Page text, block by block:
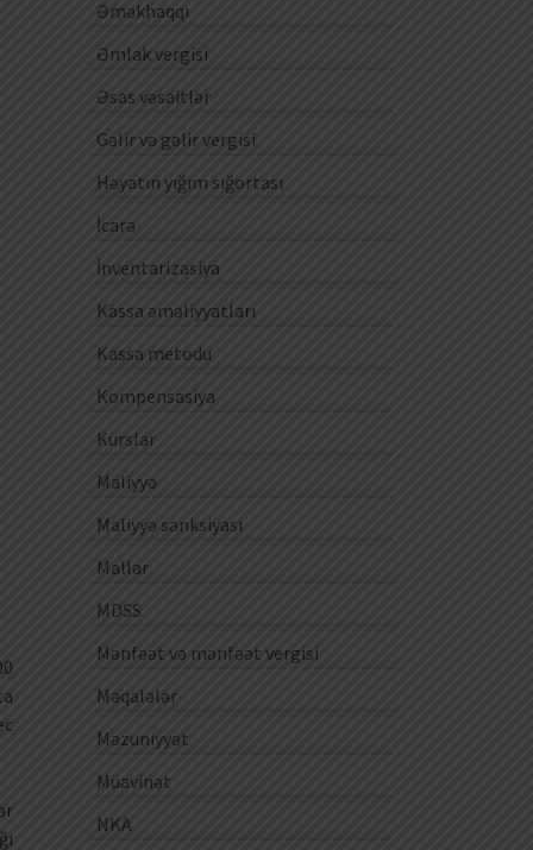
Əməkhaqqı
Əmlak vergisi
Əsas vəsaitlər
Gəlir və gəlir vergisi
Həyatın yığım sığortası
İcarə
İnventarizasiya
Kassa əməliyyatları
Kassa metodu
Kompensasiya
Kurslar
Maliyyə
Maliyyə sanksiyası
Mallar
MDSS
Mənfəət və mənfəət vergisi
Məqalələr
Məzuniyyət
Müavinət
NKA